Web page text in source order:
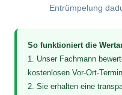
Entrümpelung
So funktioniert die
1. Unser Fachmann
kostenlosen Vor-Ort-
2. Sie erhalten eine